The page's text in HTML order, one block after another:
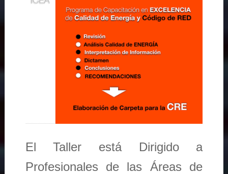
El Taller está Dirigido a
Profesionales de las Áreas de